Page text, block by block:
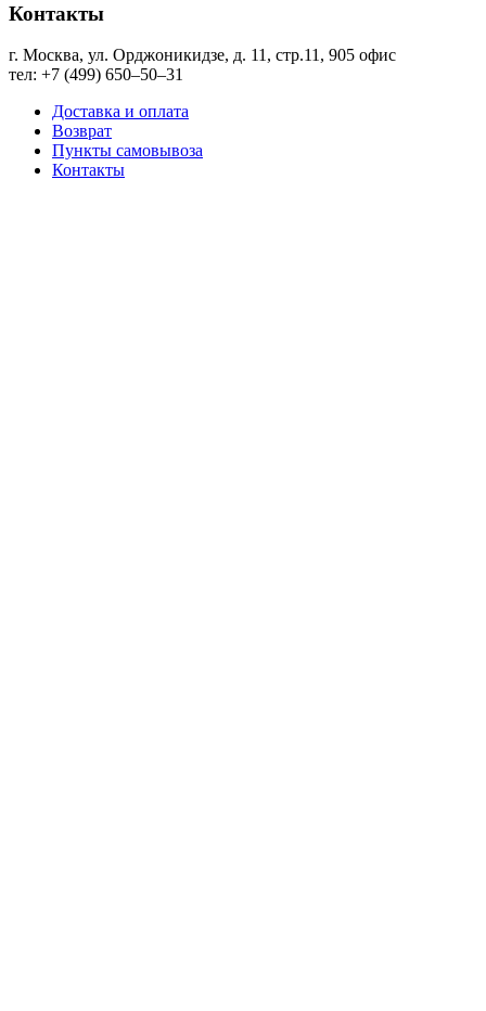
Контакты
г. Москва, ул. Орджоникидзе, д. 11, стр.11, ​905 офис
тел: +7 (499) 650‒50‒31
Доставка и оплата
Возврат
Пункты самовывоза
Контакты